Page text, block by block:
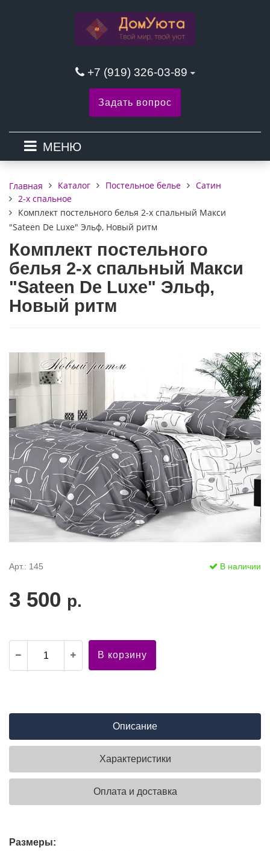
+7 (919) 326-03-89
Задать вопрос
МЕНЮ
Главная Каталог Постельное белье
Сатин
2-х спальное
Комплект постельного белья 2-х спальный Макси
"Sateen De Luxe" Эльф, Новый ритм
Комплект постельного
белья 2-х спальный Макси
"Sateen De Luxe" Эльф,
Новый ритм
Арт.: 145 В наличии
3 500 р.
В корзину
Описание
Характеристики
Оплата и доставка
Размеры: